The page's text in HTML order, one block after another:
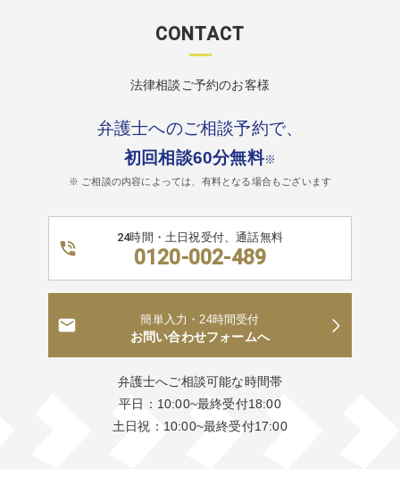
CONTACT
法律相談ご予約のお客様
弁護士へのご相談予約で、
初回相談60分無料※
※ ご相談の内容によっては、有料となる場合もございます
24時間・土日祝受付、通話無料
0120-002-489
簡単入力・24時間受付
お問い合わせフォームへ
弁護士へご相談可能な時間帯
平日：10:00~最終受付18:00
土日祝：10:00~最終受付17:00